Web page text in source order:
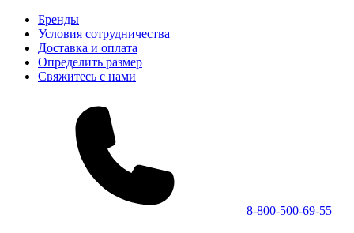
Бренды
Условия сотрудничества
Доставка и оплата
Определить размер
Свяжитесь с нами
8-800-500-69-55